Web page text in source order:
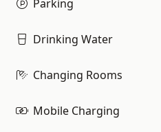
Parking
Drinking Water
Changing Rooms
Mobile Charging